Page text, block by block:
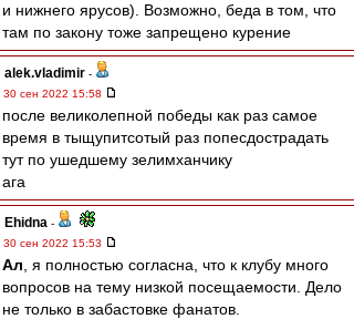
и нижнего ярусов). Возможно, беда в том, что
там по закону тоже запрещено курение
alek.vladimir -
30 сен 2022 15:58
после великолепной победы как раз самое
время в тыщупитсотый раз попесдострадать
тут по ушедшему зелимханчику
ага
Ehidna -
30 сен 2022 15:53
Ал , я полностью согласна, что к клубу много
вопросов на тему низкой посещаемости. Дело
не только в забастовке фанатов.